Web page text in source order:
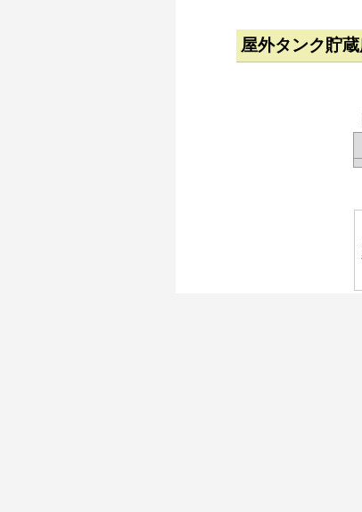
屋外タンク貯